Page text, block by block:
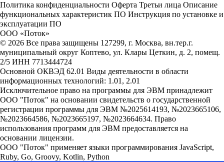
Политика конфиденциальности Оферта Третьи лица Описание
функциональных характеристик ПО Инструкция по установке и
эксплуатации ПО
ООО «Поток»
© 2026 Все права защищены 127299, г. Москва, вн.тер.г.
муниципальный округ Коптево, ул. Клары Цеткин, д. 2, помещ.
2/5 ИНН 7713444724
Основной ОКВЭД 62.01 Виды деятельности в области
информационных технологий: 1.01, 2.01
Исключительное право на программы для ЭВМ принадлежит
ООО "Поток" на основании свидетельств о государственной
регистрации программы для ЭВМ №2025614193, №2023665106,
№2023664586, №2023665197, №2023664634. Право
использования программ для ЭВМ предоставляется на
основании лицензии.
ООО "Поток" применяет языки программирования JavaScript,
Ruby, Go, Groovy, Kotlin, Python